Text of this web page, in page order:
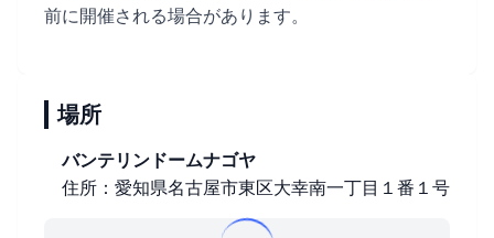
前に開催される場合があります。
場所
バンテリンドームナゴヤ
住所：愛知県名古屋市東区大幸南一丁目１番１号